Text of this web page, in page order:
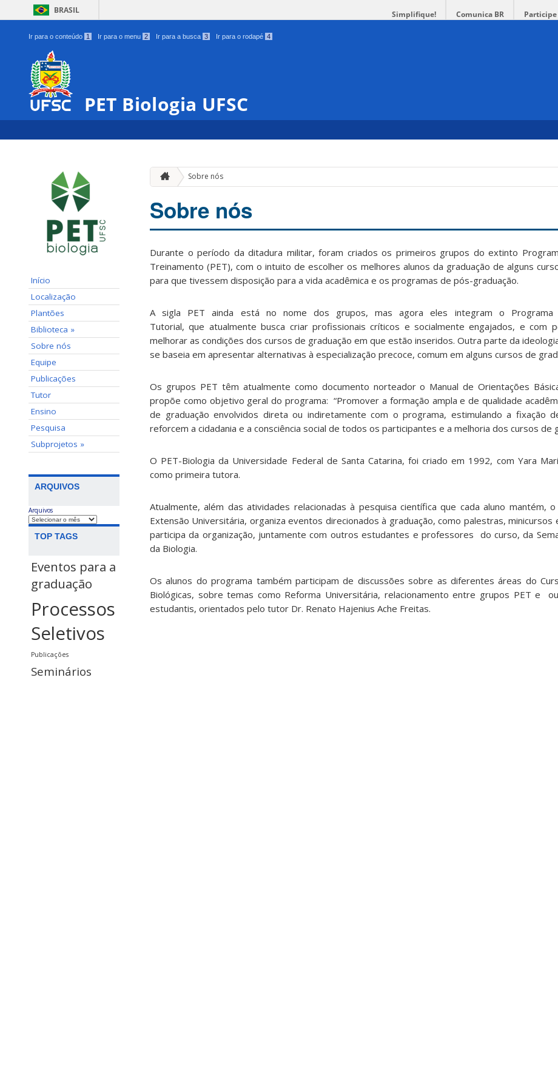
BRASIL Simplifique! Comunica BR Participe
Ir para o conteúdo 1 Ir para o menu 2 Ir para a busca 3 Ir para o rodapé 4
PET Biologia UFSC
Início
Localização
Plantões
Biblioteca »
Sobre nós
Equipe
Publicações
Tutor
Ensino
Pesquisa
Subprojetos »
ARQUIVOS
Arquivos
TOP TAGS
Eventos para a
graduação
Processos
Seletivos
Publicações
Seminários
Sobre nós
Sobre nós
Durante o período da ditadura militar, foram criados os primeiros grupos do extinto
Treinamento (PET), com o intuito de escolher os melhores alunos da graduação de alguns
para que tivessem disposição para a vida acadêmica e os programas de pós-graduação.
A sigla PET ainda está no nome dos grupos, mas agora eles integram o Programa
Tutorial, que atualmente busca criar profissionais críticos e socialmente engajados, e com
melhorar as condições dos cursos de graduação em que estão inseridos. Outra parte da
se baseia em apresentar alternativas à especialização precoce, comum em alguns cursos de
Os grupos PET têm atualmente como documento norteador o Manual de Orientações
propõe como objetivo geral do programa: “Promover a formação ampla e de qualidade
de graduação envolvidos direta ou indiretamente com o programa, estimulando a fixação
reforcem a cidadania e a consciência social de todos os participantes e a melhoria dos cursos de
O PET-Biologia da Universidade Federal de Santa Catarina, foi criado em 1992, com Yara
como primeira tutora.
Atualmente, além das atividades relacionadas à pesquisa científica que cada aluno mantém,
Extensão Universitária, organiza eventos direcionados à graduação, como palestras, minicursos
participa da organização, juntamente com outros estudantes e professores do curso, da
da Biologia.
Os alunos do programa também participam de discussões sobre as diferentes áreas do
Biológicas, sobre temas como Reforma Universitária, relacionamento entre grupos PET e
estudantis, orientados pelo tutor Dr. Renato Hajenius Ache Freitas.